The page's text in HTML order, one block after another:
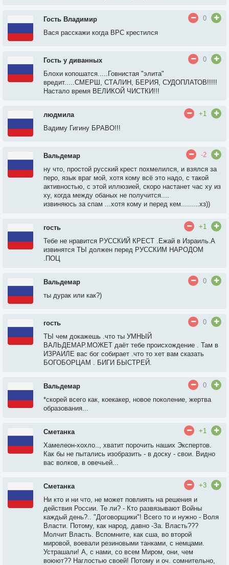
Гость Владимир
0
Вася расскажи когда ВРС крестился
Гость у диванных
0
Блохи копошатся.....Говнистая "элита"
вредит.....СМЕРШ, СТАЛИН, БЕРИЯ, СУДОПЛАТОВ!!!!!
Настало время ВЕЛИКОЙ ЧИСТКИ!!!
людмила
+1
Вадиму Гигину БРАВО!!!
Вальдемар
-2
ну что, простой русский крест похмелился, и взялся за
перо, язык враг мой, хотя кому всё это надо, с такой
активностью, с этой иллюзией, скоро настанет час ху из
ху, когда между обаных не получится....
извиняюсь за спам ...хотя кому и перед кем.........хз))
гость
+1
Тебе не нравится РУССКИЙ КРЕСТ .Ежай в Израиль.А
извинятся ТЫ должен перед РУССКИМ НАРОДОМ
.ПОЦ
Вальдемар
0
ты дурак или как?)
гость
0
ТЫ чем докажешь .что ты УМНЫЙ
ВАЛЬДЕМАР.МОЖЕТ даёт тебе происхождение . Там в
ИЗРАИЛЕ вас бог собирает .что то хет вам сказать
БОГОБОРЦАМ . БИГИ БЫСТРЕЙ.
Вальдемар
0
*скорей всего как, коекакер, новое поколение, жертва
образования...
Сметанка
+1
Хамелеон-хохло.., хватит порочить наших Экспертов.
Как бы не пытались изобразить - в доску - свои. Видно
вас волков, в овечьей...
Сметанка
+3
Ни кто и ни что, не может повлиять на решения и
действия России. Те ли? - Кто развязывают Войны
каждый день?.. "Договорщики"! Всего то и нужно - Воля
Власти. Потому, как народ, давно -За. Власть???
Молчит Власть. Вспомните, как сша, во второй
мировой, воевали резиновыми танками, с немцами.
Устрашали! А, с нами, со всем Миром, они, чем
воюют?? Наглостью своей! Потому и оч. сомнительно,